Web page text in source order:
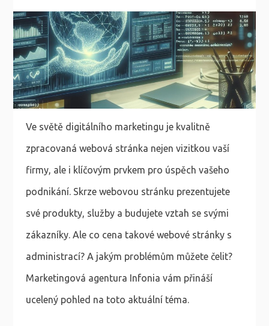
Ve světě digitálního marketingu je kvalitně
zpracovaná webová stránka nejen vizitkou vaší
firmy, ale i klíčovým prvkem pro úspěch vašeho
podnikání. Skrze webovou stránku prezentujete
své produkty, služby a budujete vztah se svými
zákazníky. Ale co cena takové webové stránky s
administrací? A jakým problémům můžete čelit?
Marketingová agentura Infonia vám přináší
ucelený pohled na toto aktuální téma.